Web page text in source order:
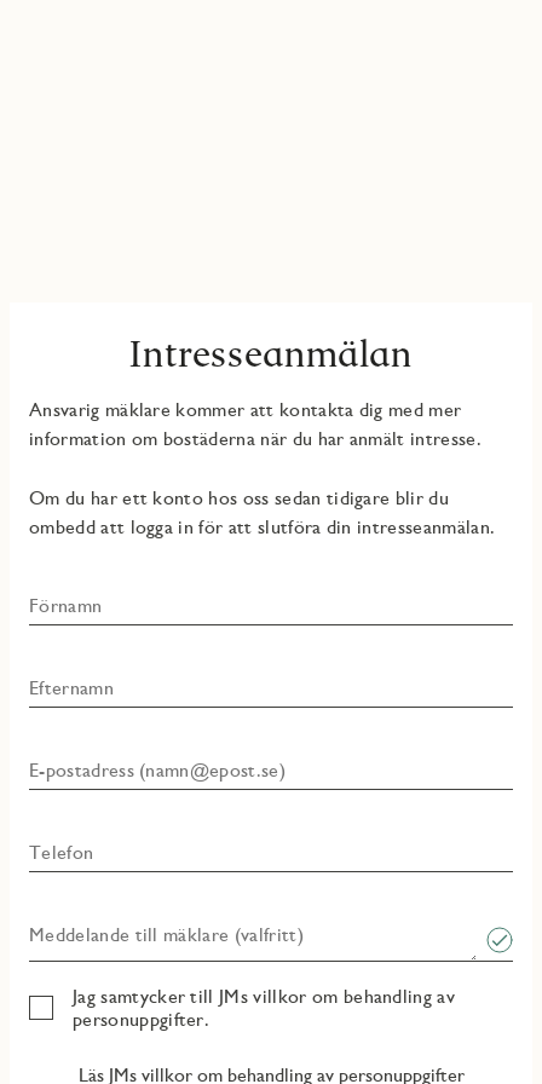
Intresseanmälan
Ansvarig mäklare kommer att kontakta dig med mer
information om bostäderna när du har anmält intresse.
Om du har ett konto hos oss sedan tidigare blir du
ombedd att logga in för att slutföra din intresseanmälan.
Förnamn
Efternamn
E-postadress (namn@epost.se)
Telefon
Meddelande till mäklare (valfritt)
Jag samtycker till JMs villkor om behandling av
personuppgifter.
Läs JMs villkor om behandling av personuppgifter